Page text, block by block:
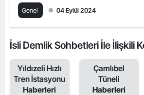
Genel 04 Eylül 2024
İsli Demlik Sohbetleri İle İlişkili
Yıldızeli Hızlı
Tren İstasyonu
Haberleri
Çamlıbel
Tüneli
Haberleri